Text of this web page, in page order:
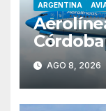
ARGENTINA
AGO 8, 2026